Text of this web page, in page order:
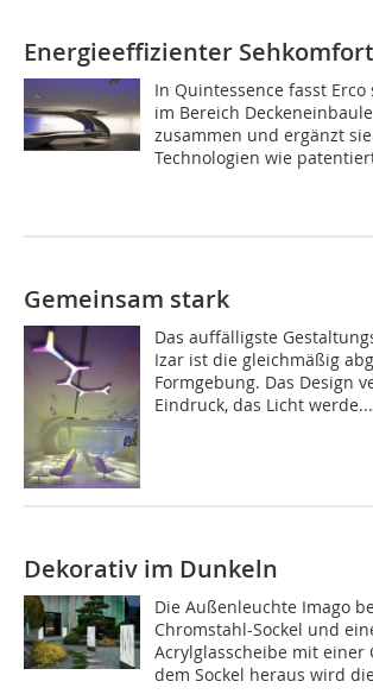
Energieeffizienter Sehkomfort
In Quintessence fasst
im Bereich
zusammen und ergänzt
Technologien wie
Gemeinsam stark
Das auffälligste
Izar ist die gleichmäßig
Formgebung. Das Design
Eindruck, das Licht werde...
Dekorativ im Dunkeln
Die Außenleuchte Imago
Chromstahl-Sockel und
Acrylglasscheibe mit einer
dem Sockel heraus wird